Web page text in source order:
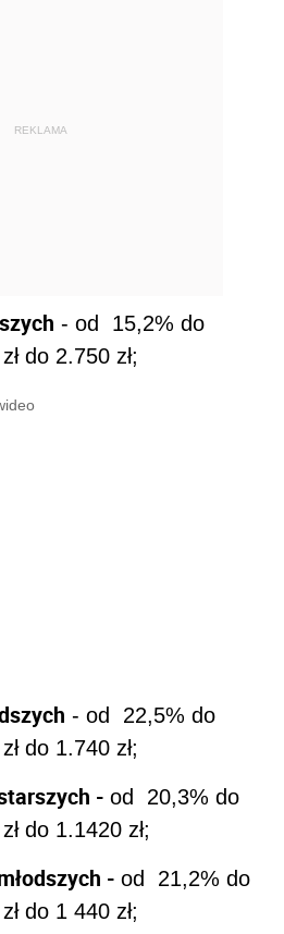
REKLAMA
- od 15,2% do
do 2.750 zł;
- od 22,5% do
do 1.740 zł;
- od 20,3% do
do 1.1420 zł;
- od 21,2% do
do 1 440 zł;